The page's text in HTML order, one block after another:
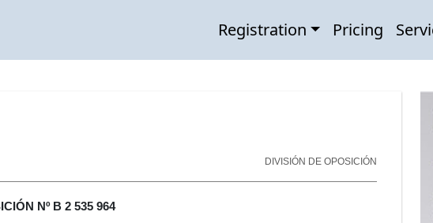
Registration Pricing
DIVISIÓN DE OPOSICIÓN
Nº B 2 535 964